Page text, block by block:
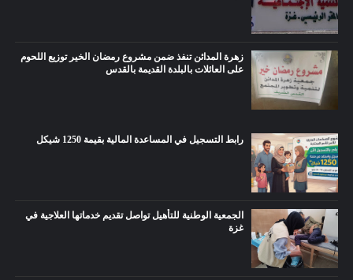
زهرة المدائن تنفذ ضمن مشروع رمضان الخير توزيع اللحوم
على العائلات بالبلدة القديمة بالقدس
رابط التسجيل في المساعدة المالية بقيمة 1250 شيكل
الجمعية الوطنية للتأهيل تواصل تقديم خدماتها العلاجية في
غزة